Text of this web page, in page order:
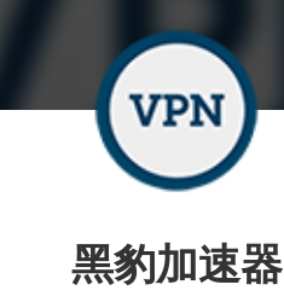
黑豹加速器